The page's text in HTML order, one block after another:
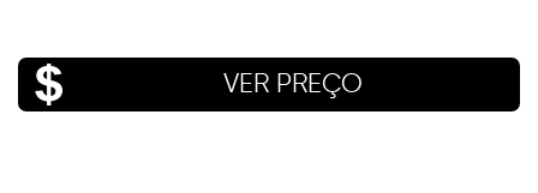
VER PREÇO